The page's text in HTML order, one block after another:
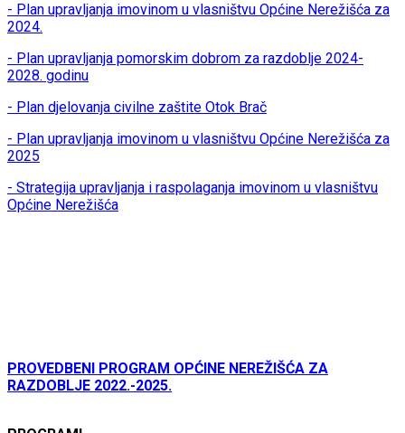
- Plan upravljanja imovinom u vlasništvu Općine Nerežišća za
2024.
- Plan upravljanja pomorskim dobrom za razdoblje 2024-
2028. godinu
- Plan djelovanja civilne zaštite Otok Brač
- Plan upravljanja imovinom u vlasništvu Općine Nerežišća za
2025
- Strategija upravljanja i raspolaganja imovinom u vlasništvu
Općine Nerežišća
PROVEDBENI PROGRAM OPĆINE NEREŽIŠĆA ZA
RAZDOBLJE 2022.-2025.